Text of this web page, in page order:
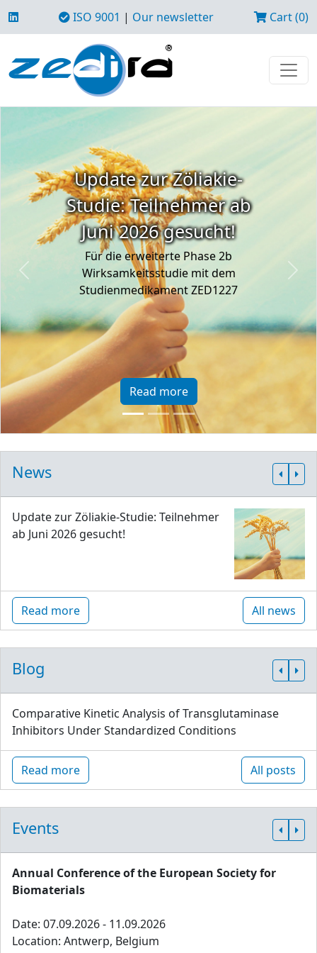
ISO 9001 | Our newsletter Cart (0)
Update zur Zöliakie-
Studie: Teilnehmer ab
Juni 2026 gesucht!
Für die erweiterte Phase 2b
Wirksamkeitsstudie mit dem
Studienmedikament ZED1227
Read more
Previous Next
News
Update zur Zöliakie-Studie: Teilnehmer
ab Juni 2026 gesucht!
Read more All news
Blog
Comparative Kinetic Analysis of Transglutaminase
Inhibitors Under Standardized Conditions
Read more All posts
Events
Annual Conference of the European Society for
Biomaterials
Date: 07.09.2026 - 11.09.2026
Location: Antwerp, Belgium